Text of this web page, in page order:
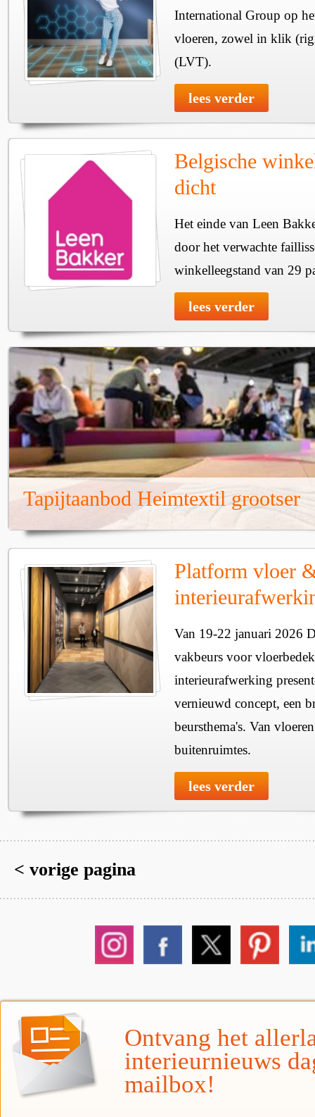
International Group op
vloeren, zowel in klik
(LVT).
lees verder
Belgische
dicht
Het einde van Leen
door het verwachte
winkelleegstand van 29
lees verder
Tapijtaanbod Heimtextil grootser
Platform vloer
Van 19-22 januari 2026
vakbeurs voor
interieurafwerking
vernieuwd concept, een
beursthema's. Van
buitenruimtes.
lees verder
< vorige pagina
Ontvang het
interieurnieuws
mailbox!